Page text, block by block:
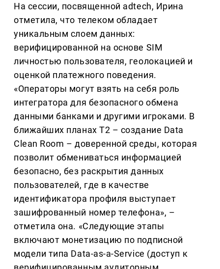
На сессии, посвященной adtech, Ирина
отметила, что телеком обладает
уникальным слоем данных:
верифицированной на основе SIM
личностью пользователя, геолокацией и
оценкой платежного поведения.
«Операторы могут взять на себя роль
интегратора для безопасного обмена
данными банками и другими игроками. В
ближайших планах Т2 – создание Data
Clean Room – доверенной среды, которая
позволит обмениваться информацией
безопасно, без раскрытия данных
пользователей, где в качестве
идентификатора профиля выступает
зашифрованный номер телефона», –
отметила она. «Следующие этапы
включают монетизацию по подписной
модели типа Data-as-a-Service (доступ к